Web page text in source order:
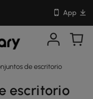
App
de escritorio
escritorio